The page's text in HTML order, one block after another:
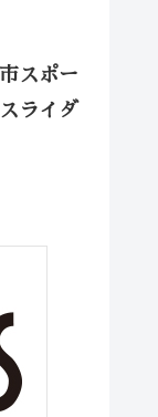
スポー
ライダ